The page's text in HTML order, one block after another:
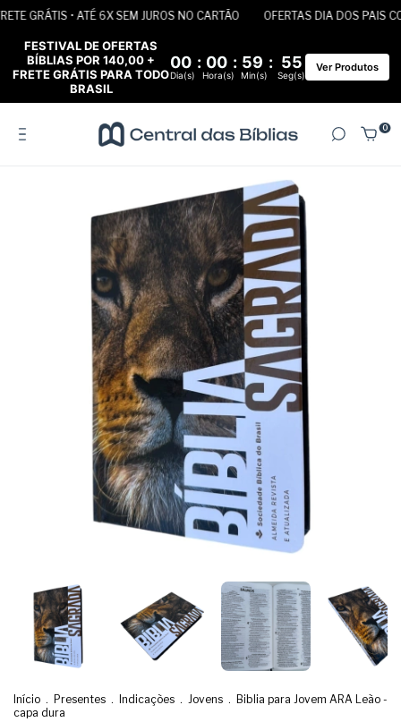
GRÁTIS • ATÉ 6X SEM JUROS NO CARTÃO OFERTAS DIA DOS PAIS
FESTIVAL DE OFERTAS
BÍBLIAS POR 140,00 +
FRETE GRÁTIS PARA TODO
BRASIL
00 : 00 : 59 : 55
Dia(s) Hora(s) Min(s) Seg(s)
Ver Produtos
0
Início . Presentes . Indicações . Jovens . Biblia para Jovem ARA Leão -
capa dura